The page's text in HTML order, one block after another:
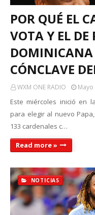
POR QUÉ EL
VOTA Y EL DE
DOMINICANA
CÓNCLAVE
WXM ONE RADIO Mayo
Este miércoles inició en
para elegir al nuevo
133 cardenales c…
Read more »
NOTICIAS